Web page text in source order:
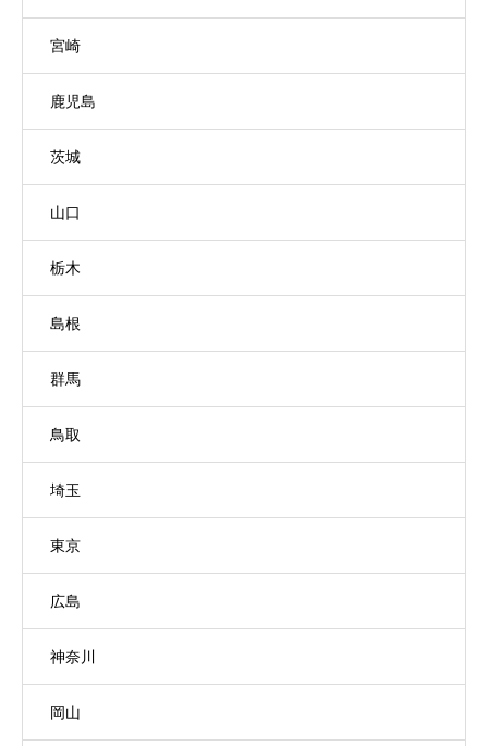
宮崎
鹿児島
茨城
山口
栃木
島根
群馬
鳥取
埼玉
東京
広島
神奈川
岡山